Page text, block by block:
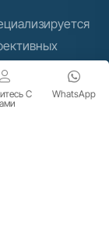
акцент на
к
мы
WhatsApp
С